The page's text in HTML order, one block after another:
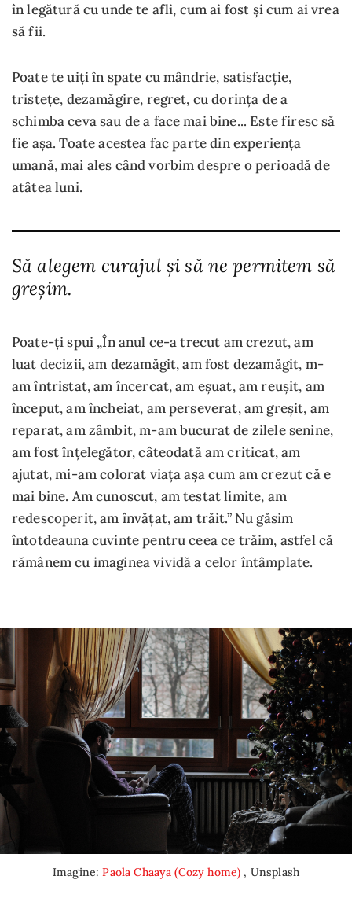
în legătură cu unde te afli, cum ai fost și cum ai vrea
să fii.
Poate te uiți în spate cu mândrie, satisfacție,
tristețe, dezamăgire, regret, cu dorința de a
schimba ceva sau de a face mai bine... Este firesc să
fie așa. Toate acestea fac parte din experiența
umană, mai ales când vorbim despre o perioadă de
atâtea luni.
Să alegem curajul și să ne permitem să
greșim.
Poate-ți spui „În anul ce-a trecut am crezut, am
luat decizii, am dezamăgit, am fost dezamăgit, m-
am întristat, am încercat, am eșuat, am reușit, am
început, am încheiat, am perseverat, am greșit, am
reparat, am zâmbit, m-am bucurat de zilele senine,
am fost înțelegător, câteodată am criticat, am
ajutat, mi-am colorat viața așa cum am crezut că e
mai bine. Am cunoscut, am testat limite, am
redescoperit, am învățat, am trăit.” Nu găsim
întotdeauna cuvinte pentru ceea ce trăim, astfel că
rămânem cu imaginea vividă a celor întâmplate.
Imagine:Paola Chaaya (Cozy home) , Unsplash